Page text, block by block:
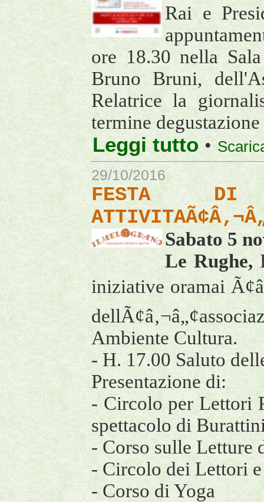
Rai e
ore 18.30 nella
Bruno Bruni,
Relatrice la
termine
Leggi tutto •
29/10/2016
FESTA DI
Sabato 5
Le Rughe,
iniziative oramai
Ambiente Cultura.
- H. 17.00 Saluto
Presentazione di:
- Circolo per Lettori
spettacolo di
- Corso sulle Letture
- Circolo dei Lettori
- Corso di Yoga